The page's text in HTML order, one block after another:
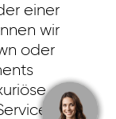
einer
wir
oder
und